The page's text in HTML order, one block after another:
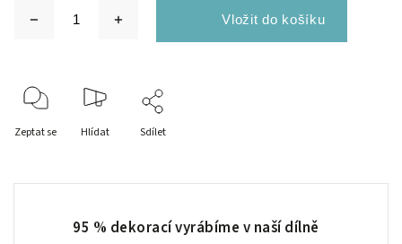
Zeptat se Hlídat Sdílet
95 % dekorací vyrábíme v naší dílně